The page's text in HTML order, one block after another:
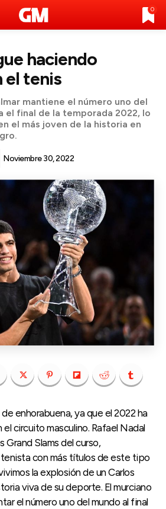
0
haciendo
el tenis
mantiene el número uno del
el final de la temporada 2022, lo
el más joven de la historia en
Noviembre 30, 2022
enhorabuena, ya que el 2022 ha
circuito masculino. Rafael Nadal
Grand Slams del curso,
con más títulos de este tipo
la explosión de un Carlos
viva de su deporte. El murciano
el número uno del mundo al final